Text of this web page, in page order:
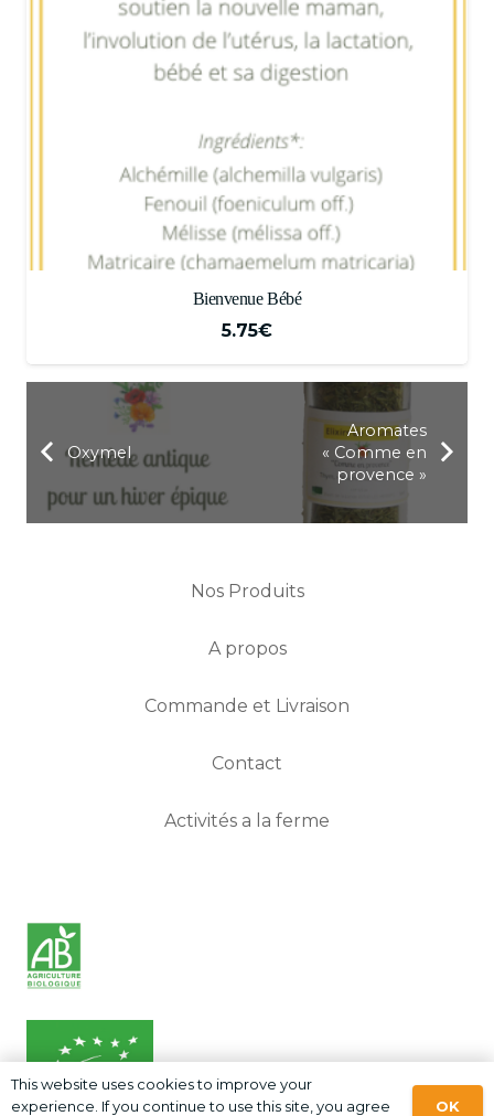
Bienvenue Bébé
5.75€
Oxymel
Aromates
« Comme en
provence »
Nos Produits
A propos
Commande et Livraison
Contact
Activités a la ferme
This website uses cookies to improve your
experience. If you continue to use this site, you agree
OK